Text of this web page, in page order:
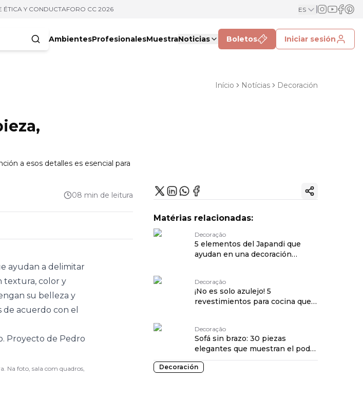
ÉTICA Y CONDUCTAFORO CC 2026 ES
AmbientesProfesionalesMuestraNoticias Boletos Iniciar sesión
Início Notícias Decoración
a esos detalles es esencial para
08 min de leitura
ayudan a delimitar
textura, color y
su belleza y
acuerdo con el
Na foto, sala com quadros,
Copiar enlace
Matérias relacionadas:
Decoração
5 elementos del Japandi que
ayudan en una decoración
Decoração
¡No es solo azulejo! 5
revestimientos para cocina que
Decoração
Sofá sin brazo: 30 piezas
elegantes que muestran el poder
de esta tendencia
Decoración